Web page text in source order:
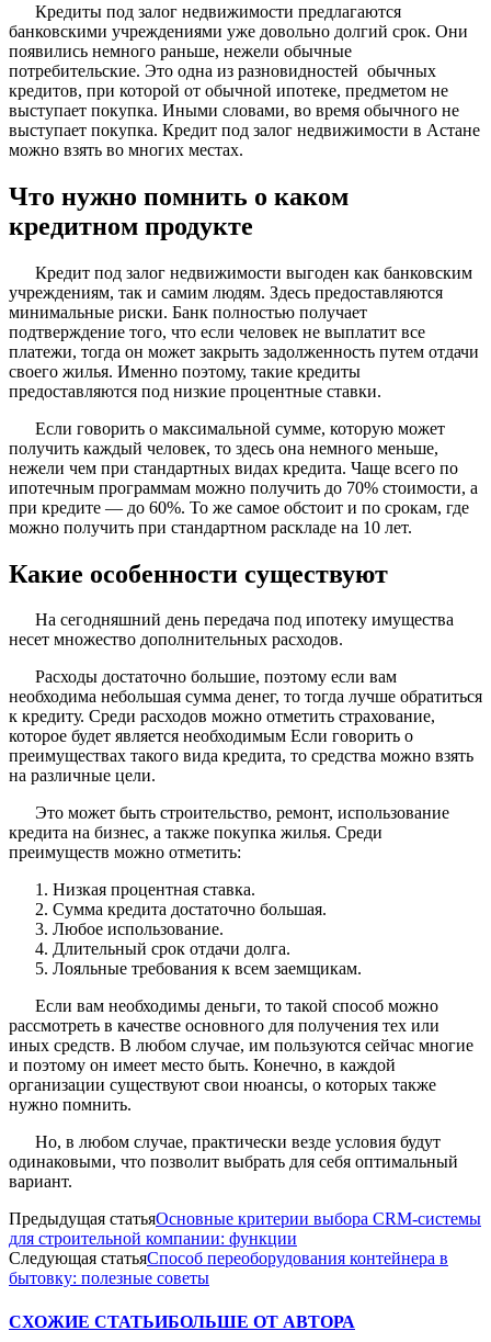
Кредиты под залог недвижимости предлагаются
банковскими учреждениями уже довольно долгий срок. Они
появились немного раньше, нежели обычные
потребительские. Это одна из разновидностей обычных
кредитов, при которой от обычной ипотеке, предметом не
выступает покупка. Иными словами, во время обычного не
выступает покупка. Кредит под залог недвижимости в Астане
можно взять во многих местах.
Что нужно помнить о каком
кредитном продукте
Кредит под залог недвижимости выгоден как банковским
учреждениям, так и самим людям. Здесь предоставляются
минимальные риски. Банк полностью получает
подтверждение того, что если человек не выплатит все
платежи, тогда он может закрыть задолженность путем отдачи
своего жилья. Именно поэтому, такие кредиты
предоставляются под низкие процентные ставки.
Если говорить о максимальной сумме, которую может
получить каждый человек, то здесь она немного меньше,
нежели чем при стандартных видах кредита. Чаще всего по
ипотечным программам можно получить до 70% стоимости, а
при кредите — до 60%. То же самое обстоит и по срокам, где
можно получить при стандартном раскладе на 10 лет.
Какие особенности существуют
На сегодняшний день передача под ипотеку имущества
несет множество дополнительных расходов.
Расходы достаточно большие, поэтому если вам
необходима небольшая сумма денег, то тогда лучше обратиться
к кредиту. Среди расходов можно отметить страхование,
которое будет является необходимым Если говорить о
преимуществах такого вида кредита, то средства можно взять
на различные цели.
Это может быть строительство, ремонт, использование
кредита на бизнес, а также покупка жилья. Среди
преимуществ можно отметить:
Низкая процентная ставка.
Сумма кредита достаточно большая.
Любое использование.
Длительный срок отдачи долга.
Лояльные требования к всем заемщикам.
Если вам необходимы деньги, то такой способ можно
рассмотреть в качестве основного для получения тех или
иных средств. В любом случае, им пользуются сейчас многие
и поэтому он имеет место быть. Конечно, в каждой
организации существуют свои нюансы, о которых также
нужно помнить.
Но, в любом случае, практически везде условия будут
одинаковыми, что позволит выбрать для себя оптимальный
вариант.
Предыдущая статьяОсновные критерии выбора CRM-системы
для строительной компании: функции
Следующая статьяСпособ переоборудования контейнера в
бытовку: полезные советы
СХОЖИЕ СТАТЬИБОЛЬШЕ ОТ АВТОРА